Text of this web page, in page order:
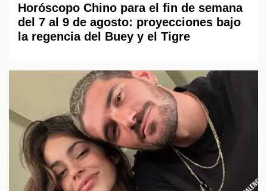
Horóscopo Chino para el fin de semana
del 7 al 9 de agosto: proyecciones bajo
la regencia del Buey y el Tigre